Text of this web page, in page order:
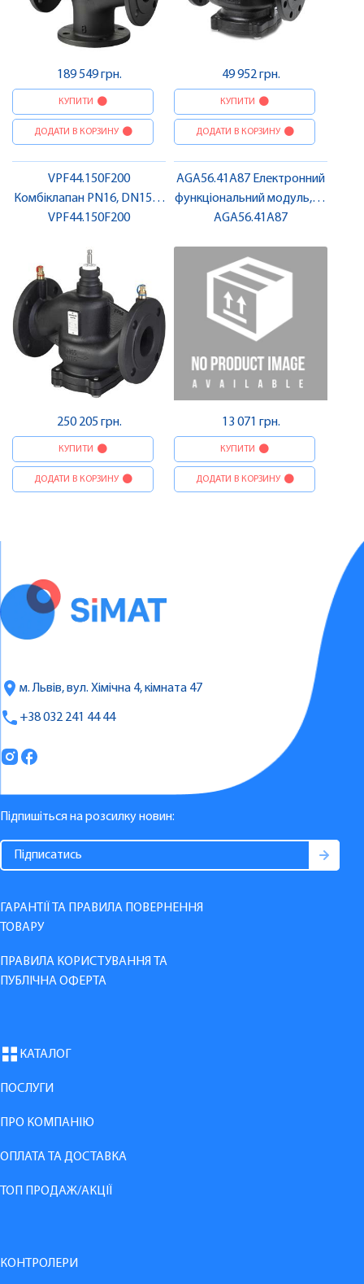
189 549 грн.
КУПИТИ
ДОДАТИ В КОРЗИНУ
49 952 грн.
КУПИТИ
ДОДАТИ В КОРЗИНУ
VPF44.150F200
Комбіклапан PN16, DN150 |
SIEMENS
VPF44.150F200
250 205 грн.
КУПИТИ
ДОДАТИ В КОРЗИНУ
AGA56.41A87 Електронний
функціональний модуль, 24
V | SIEMENS
AGA56.41A87
13 071 грн.
КУПИТИ
ДОДАТИ В КОРЗИНУ
м. Львів, вул. Хімічна 4, кімната 47
+38 032 241 44 44
Підпишіться на розсилку новин:
ГАРАНТІЇ ТА ПРАВИЛА ПОВЕРНЕННЯ
ТОВАРУ
ПРАВИЛА КОРИСТУВАННЯ ТА
ПУБЛІЧНА ОФЕРТА
КАТАЛОГ
ПОСЛУГИ
ПРО КОМПАНІЮ
ОПЛАТА ТА ДОСТАВКА
ТОП ПРОДАЖ/АКЦІЇ
КОНТРОЛЕРИ